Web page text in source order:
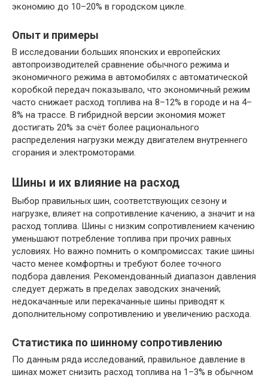
экономию до 10–20% в городском цикле.
Опыт и примеры
В исследовании больших японских и европейских
автопроизводителей сравнение обычного режима и
экономичного режима в автомобилях с автоматической
коробкой передач показывало, что экономичный режим
часто снижает расход топлива на 8–12% в городе и на 4–
8% на трассе. В гибридной версии экономия может
достигать 20% за счёт более рационального
распределения нагрузки между двигателем внутреннего
сгорания и электромоторами.
Шины и их влияние на расход
Выбор правильных шин, соответствующих сезону и
нагрузке, влияет на сопротивление качению, а значит и на
расход топлива. Шины с низким сопротивлением качению
уменьшают потребление топлива при прочих равных
условиях. Но важно помнить о компромиссах: такие шины
часто менее комфортны и требуют более точного
подбора давления. Рекомендованный диапазон давления
следует держать в пределах заводских значений;
недокачанные или перекачанные шины приводят к
дополнительному сопротивлению и увеличению расхода.
Статистика по шинному сопротивлению
По данным ряда исследований, правильное давление в
шинах может снизить расход топлива на 1–3% в обычном